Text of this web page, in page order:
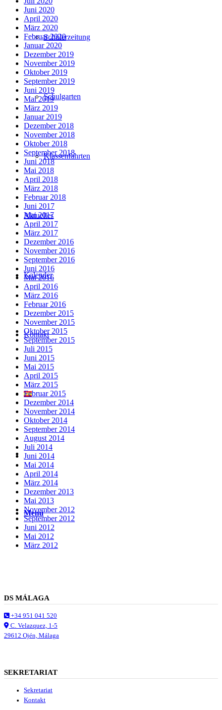
Schülerzeitung
Schulgarten
Klassenfahrten
Aktuelles
Kalender
Kontakt
Suche
MenüMenü
Juni 2020
April 2020
März 2020
Februar 2020
Januar 2020
Dezember 2019
November 2019
Oktober 2019
September 2019
Juni 2019
Mai 2019
März 2019
Januar 2019
Dezember 2018
November 2018
Oktober 2018
September 2018
Juni 2018
Mai 2018
April 2018
März 2018
Februar 2018
Juni 2017
Mai 2017
April 2017
März 2017
Dezember 2016
November 2016
September 2016
Juni 2016
Mai 2016
April 2016
März 2016
Februar 2016
Dezember 2015
November 2015
Oktober 2015
September 2015
Juli 2015
Juni 2015
Mai 2015
April 2015
März 2015
Februar 2015
Dezember 2014
November 2014
Oktober 2014
September 2014
August 2014
Juli 2014
Juni 2014
Mai 2014
April 2014
März 2014
Dezember 2013
Mai 2013
November 2012
September 2012
Juni 2012
Mai 2012
März 2012
DS MÁLAGA
+34 951 041 520
C. Velazquez, 1-5
29612 Ojén, Málaga
SEKRETARIAT
Sekretariat
Kontakt